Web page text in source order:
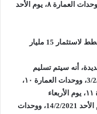
العمارة ٧، يوم الأربعاء 27/1/2021، ووحدات العمارة ٨، يوم الأحد
«ريدى جروب العقارية» تخطط لاستثمار 15 مليار
أنه سيتم تسليم
وحدات العمارة ٩، يوم الأربعاء 3/2/2021، ووحدات العمارة ١٠،
يوم الأحد 7/2/2021، ووحدات العمارة ١١، يوم الأربعاء
10/2/2021، ووحدات العمارة 13، يوم الأحد 14/2/2021، ووحدات